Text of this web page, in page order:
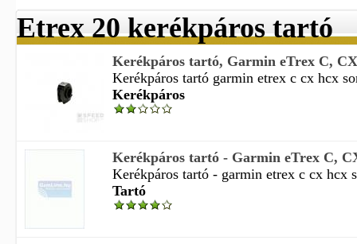
Etrex 20 kerékpáros tartó
Kerékpáros tartó, Garmin eTrex C,
Kerékpáros tartó garmin etrex c cx hcx
Kerékpáros
Kerékpáros tartó - Garmin eTrex C,
Kerékpáros tartó - garmin etrex c cx hcx
Tartó